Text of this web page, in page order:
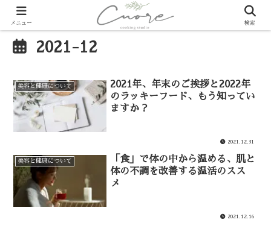
2021-12
美容と健康について
2021年、年末のご挨拶と2022年
のラッキーフード、もう知ってい
ますか？
2021.12.31
美容と健康について
「食」で体の中から温める、肌と
体の不調を改善する温活のスス
メ
2021.12.16
メニュー 検索